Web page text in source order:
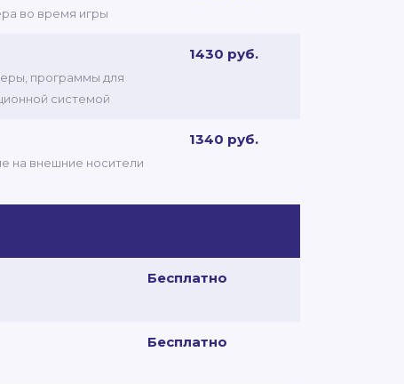
во время игры
программы для
системой
1430 руб.
на внешние носители
1340 руб.
Бесплатно
Бесплатно